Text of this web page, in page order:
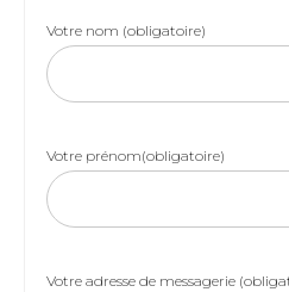
Votre nom (obligatoire)
Votre prénom(obligatoire)
Votre adresse de messagerie